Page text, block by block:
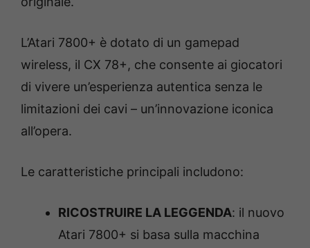
L’Atari 7800+ è dotato di un gamepad
wireless, il CX 78+, che consente ai giocatori
di vivere un’esperienza autentica senza le
limitazioni dei cavi – un’innovazione iconica
all’opera.
Le caratteristiche principali includono:
RICOSTRUIRE LA LEGGENDA: il nuovo
Atari 7800+ si basa sulla macchina